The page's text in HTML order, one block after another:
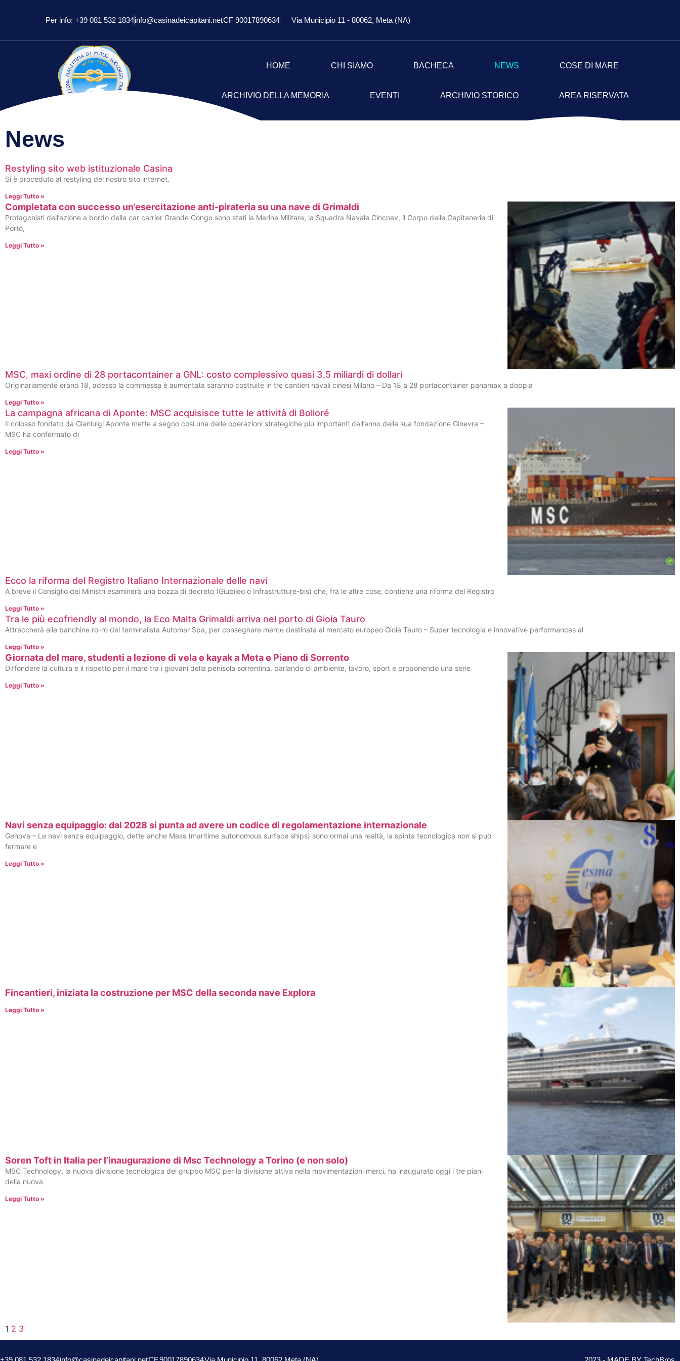
Per info: +39 081 532 1834info@casinadeicapitani.netCF 90017890634 Via Municipio 11 - 80062, Meta (NA)
HOME CHI SIAMO BACHECA NEWS COSE DI MARE
ARCHIVIO DELLA MEMORIA EVENTI ARCHIVIO STORICO AREA RISERVATA
News
Restyling sito web istituzionale Casina
Si è proceduto al restyling del nostro sito internet.
Leggi Tutto »
Completata con successo un’esercitazione anti-pirateria su una nave di Grimaldi
Protagonisti dell’azione a bordo della car carrier Grande Congo sono stati la Marina Militare, la Squadra Navale Cincnav, il Corpo delle Capitanerie di
Porto,
Leggi Tutto »
MSC, maxi ordine di 28 portacontainer a GNL: costo complessivo quasi 3,5 miliardi di dollari
Originariamente erano 18, adesso la commessa è aumentata saranno costruite in tre cantieri navali cinesi Milano – Da 18 a 28 portacontainer panamax a doppia
Leggi Tutto »
La campagna africana di Aponte: MSC acquisisce tutte le attività di Bolloré
Il colosso fondato da Gianluigi Aponte mette a segno così una delle operazioni strategiche più importanti dall’anno della sua fondazione Ginevra –
MSC ha confermato di
Leggi Tutto »
Ecco la riforma del Registro Italiano Internazionale delle navi
A breve il Consiglio dei Ministri esaminerà una bozza di decreto (Giubileo o Infrastrutture-bis) che, fra le altre cose, contiene una riforma del Registro
Leggi Tutto »
Tra le più ecofriendly al mondo, la Eco Malta Grimaldi arriva nel porto di Gioia Tauro
Attraccherà alle banchine ro-ro del terminalista Automar Spa, per consegnare merce destinata al mercato europeo Gioia Tauro – Super tecnologia e innovative performances al
Leggi Tutto »
Giornata del mare, studenti a lezione di vela e kayak a Meta e Piano di Sorrento
Diffondere la cultura e il rispetto per il mare tra i giovani della penisola sorrentina, parlando di ambiente, lavoro, sport e proponendo una serie
Leggi Tutto »
Navi senza equipaggio: dal 2028 si punta ad avere un codice di regolamentazione internazionale
Genova – Le navi senza equipaggio, dette anche Mass (maritime autonomous surface ships) sono ormai una realtà, la spinta tecnologica non si può
fermare e
Leggi Tutto »
Fincantieri, iniziata la costruzione per MSC della seconda nave Explora
Leggi Tutto »
Soren Toft in Italia per l’inaugurazione di Msc Technology a Torino (e non solo)
MSC Technology, la nuova divisione tecnologica del gruppo MSC per la divisione attiva nella movimentazioni merci, ha inaugurato oggi i tre piani
della nuova
Leggi Tutto »
1 2 3